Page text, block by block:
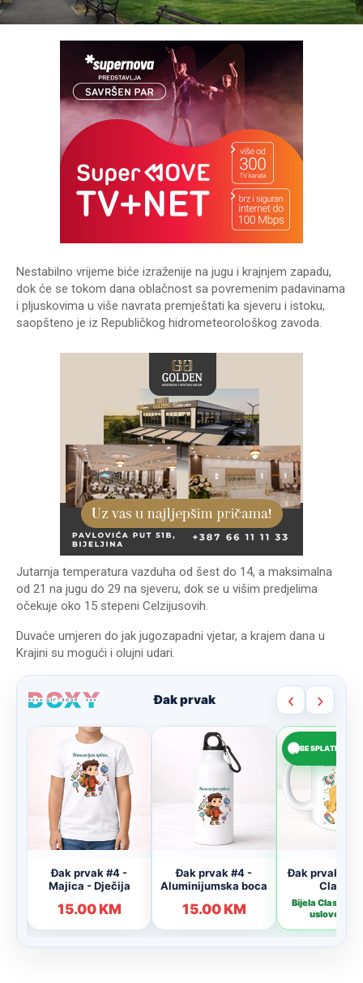
Nestabilno vrijeme biće izraženije na jugu i krajnjem zapadu,
dok će se tokom dana oblačnost sa povremenim padavinama
i pljuskovima u više navrata premještati ka sjeveru i istoku,
saopšteno je iz Republičkog hidrometeorološkog zavoda.
Jutarnja temperatura vazduha od šest do 14, a maksimalna
od 21 na jugu do 29 na sjeveru, dok se u višim predjelima
očekuje oko 15 stepeni Celzijusovih.
Duvaće umjeren do jak jugozapadni vjetar, a krajem dana u
Krajini su mogući i olujni udari.